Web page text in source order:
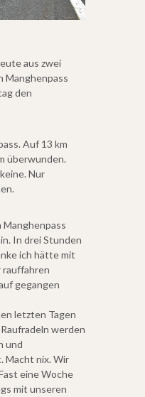
aus zwei
Manghenpass
den
Auf 13 km
überwunden.
Nur
Manghenpass
In drei Stunden
ich hätte mit
rauffahren
gegangen
letzten Tagen
werden
und
Macht nix. Wir
eine Woche
mit unseren